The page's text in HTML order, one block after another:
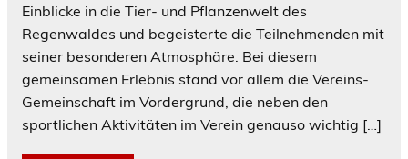
Einblicke in die Tier- und Pflanzenwelt des
Regenwaldes und begeisterte die Teilnehmenden mit
seiner besonderen Atmosphäre. Bei diesem
gemeinsamen Erlebnis stand vor allem die Vereins-
Gemeinschaft im Vordergrund, die neben den
sportlichen Aktivitäten im Verein genauso wichtig […]